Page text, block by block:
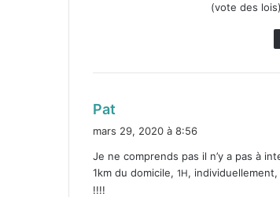
(vote des
Pat
:
mars 29, 2020 à 8:56
Je ne com­prends pas il n’y a pas à
1km du domi­cile, 1H,
!!!!